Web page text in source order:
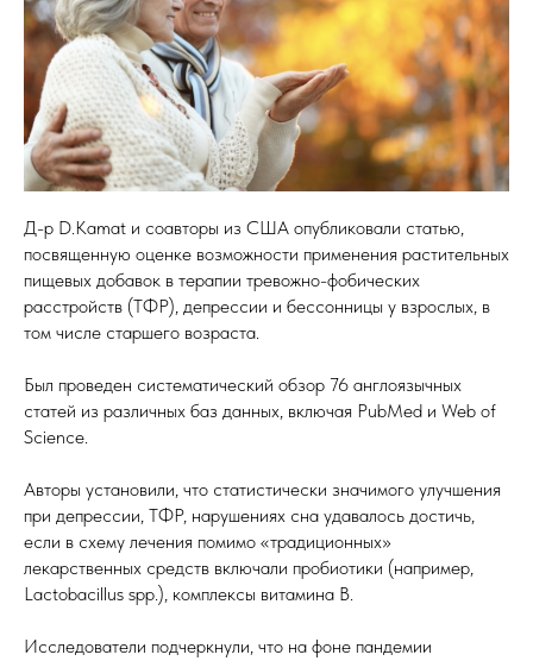
Д-р D.Kamat и соавторы из США опубликовали статью,
посвященную оценке возможности применения растительных
пищевых добавок в терапии тревожно-фобических
расстройств (ТФР), депрессии и бессонницы у взрослых, в
том числе старшего возраста.
Был проведен систематический обзор 76 англоязычных
статей из различных баз данных, включая PubMed и Web of
Science.
Авторы установили, что статистически значимого улучшения
при депрессии, ТФР, нарушениях сна удавалось достичь,
если в схему лечения помимо «традиционных»
лекарственных средств включали пробиотики (например,
Lactobacillus spp.), комплексы витамина B.
Исследователи подчеркнули, что на фоне пандемии